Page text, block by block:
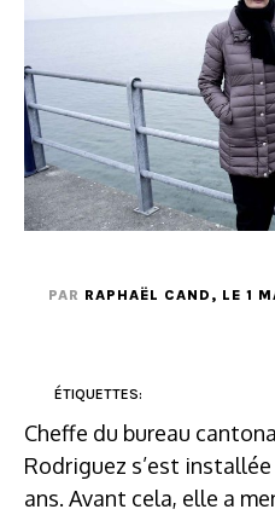
PAR RAPHAËL CAND , LE 1
ÉTIQUETTES:
Cheffe du bureau
Rodriguez s’est
ans. Avant cela, elle a